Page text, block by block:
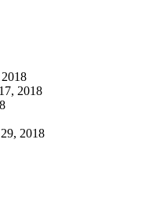
2018
2018